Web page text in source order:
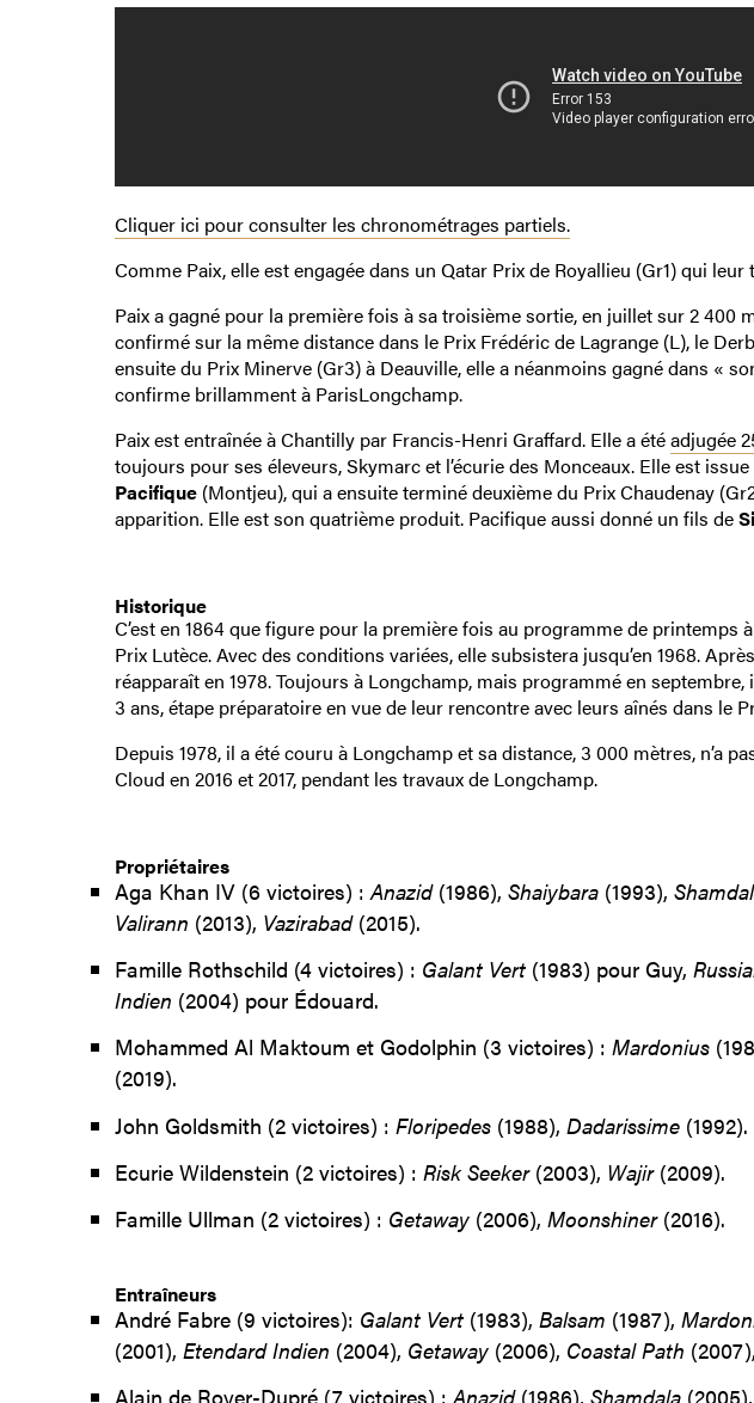
Cliquer ici pour consulter les chronométrages partiels.
Comme Paix, elle est engagée dans un Qatar Prix de Royallieu (Gr1) qui leur
Paix a gagné pour la première fois à sa troisième sortie, en juillet sur 2 400
confirmé sur la même distance dans le Prix Frédéric de Lagrange (L), le
ensuite du Prix Minerve (Gr3) à Deauville, elle a néanmoins gagné dans «
confirme brillamment à ParisLongchamp.
Paix est entraînée à Chantilly par Francis-Henri Graffard. Elle a étéadjugée
toujours pour ses éleveurs, Skymarc et l’écurie des Monceaux. Elle est
Pacifique(Montjeu), qui a ensuite terminé deuxième du Prix Chaudenay
apparition. Elle est son quatrième produit. Pacifique aussi donné un fils de
Historique
C’est en 1864 que figure pour la première fois au programme de
Prix Lutèce. Avec des conditions variées, elle subsistera jusqu’en 1968.
réapparaît en 1978. Toujours à Longchamp, mais programmé en
3 ans, étape préparatoire en vue de leur rencontre avec leurs aînés dans le
Depuis 1978, il a été couru à Longchamp et sa distance, 3 000 mètres, n’a
Cloud en 2016 et 2017, pendant les travaux de Longchamp.
Propriétaires
Aga Khan IV (6 victoires) : Anazid(1986), Shaiybara (1993),
Valirann (2013), Vazirabad (2015).
Famille Rothschild (4 victoires) : Galant Vert (1983) pour Guy,
Indien (2004) pour Édouard.
Mohammed Al Maktoum et Godolphin (3 victoires) : Mardonius
(2019).
John Goldsmith (2 victoires) : Floripedes(1988), Dadarissime(1992).
Ecurie Wildenstein (2 victoires) : Risk Seeker(2003), Wajir(2009).
Famille Ullman (2 victoires) : Getaway (2006), Moonshiner (2016).
Entraîneurs
André Fabre (9 victoires): Galant Vert(1983), Balsam (1987),
(2001), Etendard Indien (2004), Getaway(2006), Coastal Path (2007),
Alain de Royer-Dupré (7 victoires) : Anazid(1986), Shamdala (2005),